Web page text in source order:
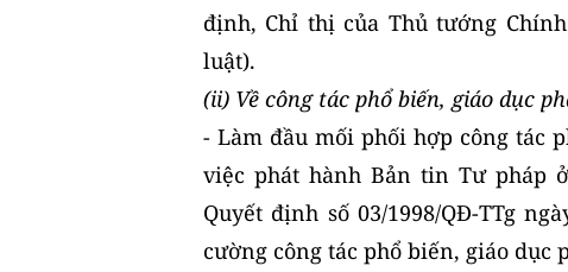
định, Chỉ thị của Thủ tướng
luật).
(ii) Về công tác phổ biến, giáo dục
- Làm đầu mối phối hợp công tác
việc phát hành Bản tin Tư pháp
Quyết định số 03/1998/QĐ-TTg
cường công tác phổ biến, giáo dục